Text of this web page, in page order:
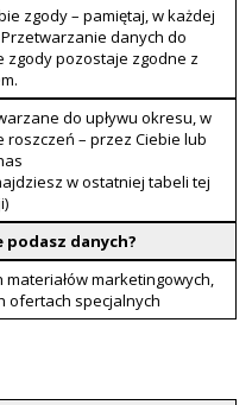
zgody – pamiętaj, w każdej
danych do
zgody pozostaje zgodne z
do upływu okresu, w
– przez Ciebie lub
w ostatniej tabeli tej
podasz danych?
marketingowych,
ofertach specjalnych